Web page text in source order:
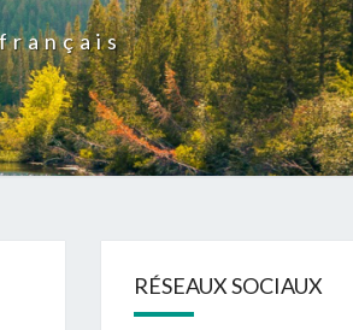
RÉSEAUX SOCIAUX